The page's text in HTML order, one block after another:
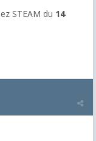
STEAM du 14